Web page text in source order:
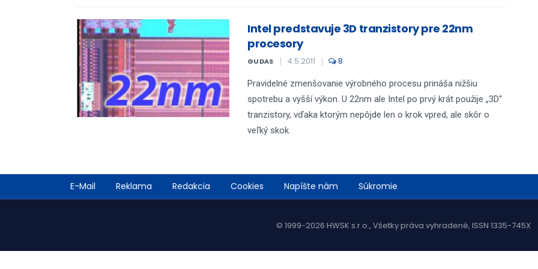
Intel predstavuje 3D tranzistory pre 22nm
procesory
GUDAS 4.5.2011 8
Pravidelné zmenšovanie výrobného procesu prináša nižšiu
spotrebu a vyšší výkon. U 22nm ale Intel po prvý krát použije „3D“
tranzistory, vďaka ktorým nepôjde len o krok vpred, ale skôr o
veľký skok.
Footer
menu
E-Mail Reklama Redakcia Cookies Napíšte nám Súkromie
© 1999-2026 HWSK s.r.o., Všetky práva vyhradené, ISSN 1335-745X